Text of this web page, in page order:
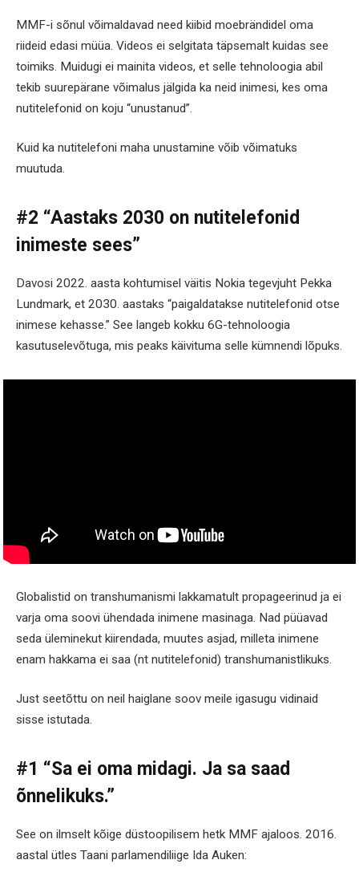
MMF-i sõnul võimaldavad need kiibid moebrändidel oma
riideid edasi müüa. Videos ei selgitata täpsemalt kuidas see
toimiks. Muidugi ei mainita videos, et selle tehnoloogia abil
tekib suurepärane võimalus jälgida ka neid inimesi, kes oma
nutitelefonid on koju “unustanud”.
Kuid ka nutitelefoni maha unustamine võib võimatuks
muutuda.
#2 “Aastaks 2030 on nutitelefonid
inimeste sees”
Davosi 2022. aasta kohtumisel väitis Nokia tegevjuht Pekka
Lundmark, et 2030. aastaks “paigaldatakse nutitelefonid otse
inimese kehasse.” See langeb kokku 6G-tehnoloogia
kasutuselevõtuga, mis peaks käivituma selle kümnendi lõpuks.
Globalistid on transhumanismi lakkamatult propageerinud ja ei
varja oma soovi ühendada inimene masinaga. Nad püüavad
seda üleminekut kiirendada, muutes asjad, milleta inimene
enam hakkama ei saa (nt nutitelefonid) transhumanistlikuks.
Just seetõttu on neil haiglane soov meile igasugu vidinaid
sisse istutada.
#1 “Sa ei oma midagi. Ja sa saad
õnnelikuks.”
See on ilmselt kõige düstoopilisem hetk MMF ajaloos. 2016.
aastal ütles Taani parlamendiliige Ida Auken: